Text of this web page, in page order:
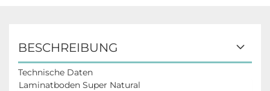
BESCHREIBUNG
Technische Daten
Laminatboden Super Natural